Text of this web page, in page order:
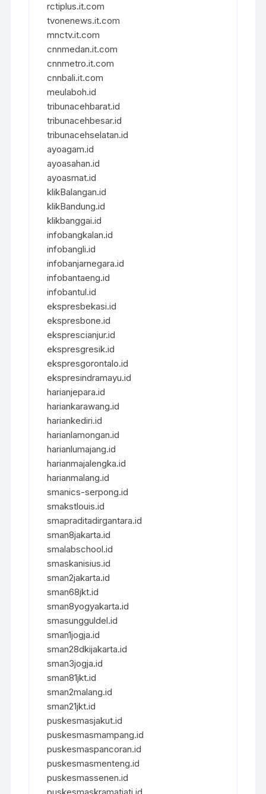
rctiplus.it.com
tvonenews.it.com
mnctv.it.com
cnnmedan.it.com
cnnmetro.it.com
cnnbali.it.com
meulaboh.id
tribunacehbarat.id
tribunacehbesar.id
tribunacehselatan.id
ayoagam.id
ayoasahan.id
ayoasmat.id
klikBalangan.id
klikBandung.id
klikbanggai.id
infobangkalan.id
infobangli.id
infobanjarnegara.id
infobantaeng.id
infobantul.id
ekspresbekasi.id
ekspresbone.id
eksprescianjur.id
ekspresgresik.id
ekspresgorontalo.id
ekspresindramayu.id
harianjepara.id
hariankarawang.id
hariankediri.id
harianlamongan.id
harianlumajang.id
harianmajalengka.id
harianmalang.id
smanics-serpong.id
smakstlouis.id
smapraditadirgantara.id
sman8jakarta.id
smalabschool.id
smaskanisius.id
sman2jakarta.id
sman68jkt.id
sman8yogyakarta.id
smasungguldel.id
sman1jogja.id
sman28dkijakarta.id
sman3jogja.id
sman81jkt.id
sman2malang.id
sman21jkt.id
puskesmasjakut.id
puskesmasmampang.id
puskesmaspancoran.id
puskesmasmenteng.id
puskesmassenen.id